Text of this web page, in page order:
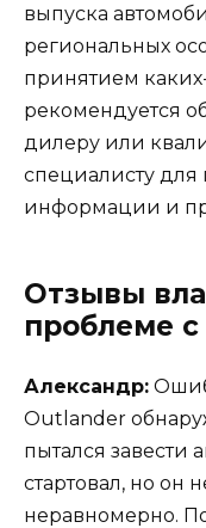
выпуска
региональных
принятием
рекомендуется
дилеру или
специалисту для
информации и
Отзывы
проблеме
Александр:
Outlander
пытался завести
стартовал, но он
неравномерно.